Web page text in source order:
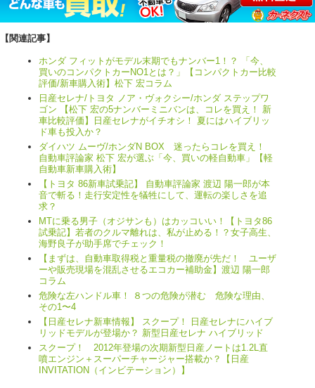
【関連記事】
ホンダ フィットがモデル末期でもナンバー1！？ 「今、
買いのコンパクトカーNO1とは？」【コンパクトカー比較
評価/新車購入術】松下 宏コラム
日産セレナ/トヨタ ノア・ヴォクシー/ホンダ ステップワ
ゴン 【松下 宏の5ナンバーミニバンは、コレを買え！ 新
車比較評価】日産セレナがイチオシ！ 夏にはハイブリッ
ド車も投入か？
ダイハツ ムーヴ/ホンダN BOX 迷ったらコレを買え！
自動車評論家 松下 宏が選ぶ「今、買いの軽自動車」【軽
自動車新車購入術】
【トヨタ 86新車試乗記】 自動車評論家 渡辺 陽一郎が本
音で斬る！走行安定性を犠牲にして、運転の楽しさを追
求？
MTに乗る男子（オジサンも）はカッコいい！【トヨタ86
試乗記】若者のクルマ離れは、私が止める！？女子高生、
海野良子が助手席でチェック！
【まずは、自動車取得税と重量税の撤廃が先だ！ ユーザ
ーや販売現場を混乱させるエコカー補助金】渡辺 陽一郎
コラム
危険な左ハンドル車！ ８つの危険が潜む 危険な理由、
その1〜4
【日産セレナ新車情報】 スクープ！ 日産セレナにハイブ
リッドモデルが登場か？ 新型日産セレナ ハイブリッド
スクープ！ 2012年登場の次期新型日産ノートは1.2L直
噴エンジン＋スーパーチャージャー搭載か？【日産
INVITATION（インビテーション）】